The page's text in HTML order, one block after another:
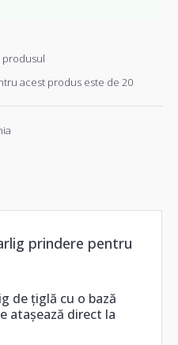
acest produs este de 20
prindere pentru
de țiglă cu o bază
atașează direct la